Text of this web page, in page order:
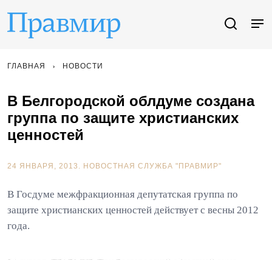
ГЛАВНАЯ НОВОСТИ
В Белгородской облдуме создана
группа по защите христианских
ценностей
24 ЯНВАРЯ, 2013. НОВОСТНАЯ СЛУЖБА "ПРАВМИР"
В Госдуме межфракционная депутатская группа по
защите христианских ценностей действует с весны 2012
года.